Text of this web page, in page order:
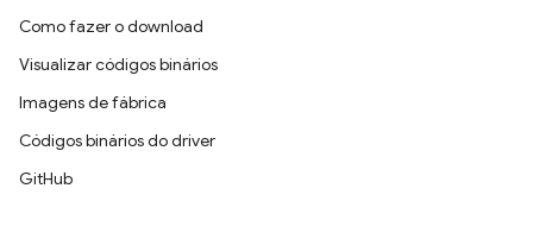
Como fazer o download
Visualizar códigos binários
Imagens de fábrica
Códigos binários do driver
GitHub